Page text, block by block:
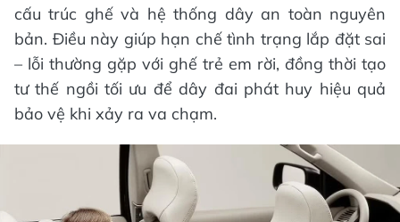
cấu trúc ghế và hệ thống dây an toàn nguyên
bản. Điều này giúp hạn chế tình trạng lắp đặt sai
– lỗi thường gặp với ghế trẻ em rời, đồng thời tạo
tư thế ngồi tối ưu để dây đai phát huy hiệu quả
bảo vệ khi xảy ra va chạm.